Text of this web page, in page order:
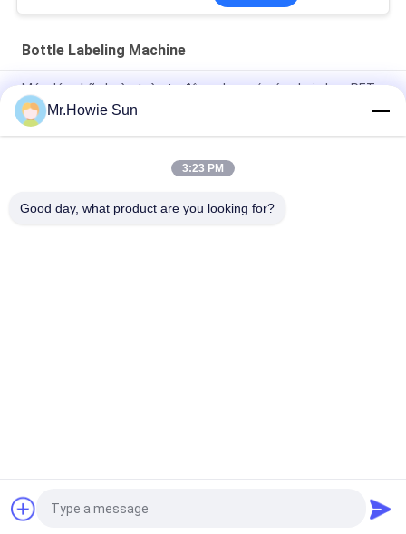
Bottle Labeling Machine
Máy dán nhãn hoàn toàn tự động cho nước ép chai nhựa PET
Máy dán nhãn keo nóng chảy / tuyến tính cho dây chuyền đóng
gói đồ uống lỏng
Máy dán nhãn nóng chảy phim OPP / BOPP được tùy chỉnh
Mr.Howie Sun
3:23 PM
Good day, what product are you looking for?